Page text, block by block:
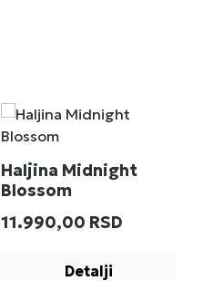
Haljina Midnight
Blossom
Redovna cena:
11.990,00 RSD
Detalji